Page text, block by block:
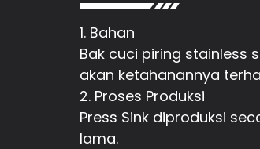
1. Bahan
Bak cuci piring stainless
akan ketahanannya
2. Proses Produksi
Press Sink diproduksi
lama.